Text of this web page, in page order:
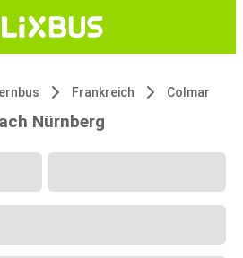
Frankreich Colmar
Nürnberg